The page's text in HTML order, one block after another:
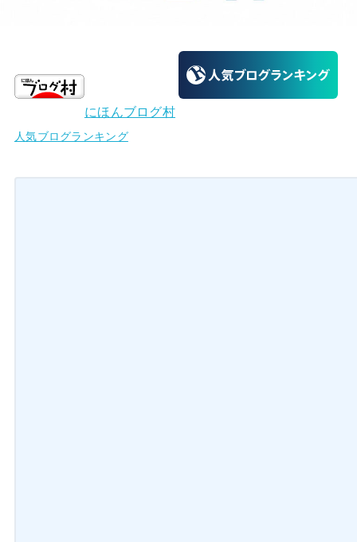
にほんブログ村
人気ブログランキング